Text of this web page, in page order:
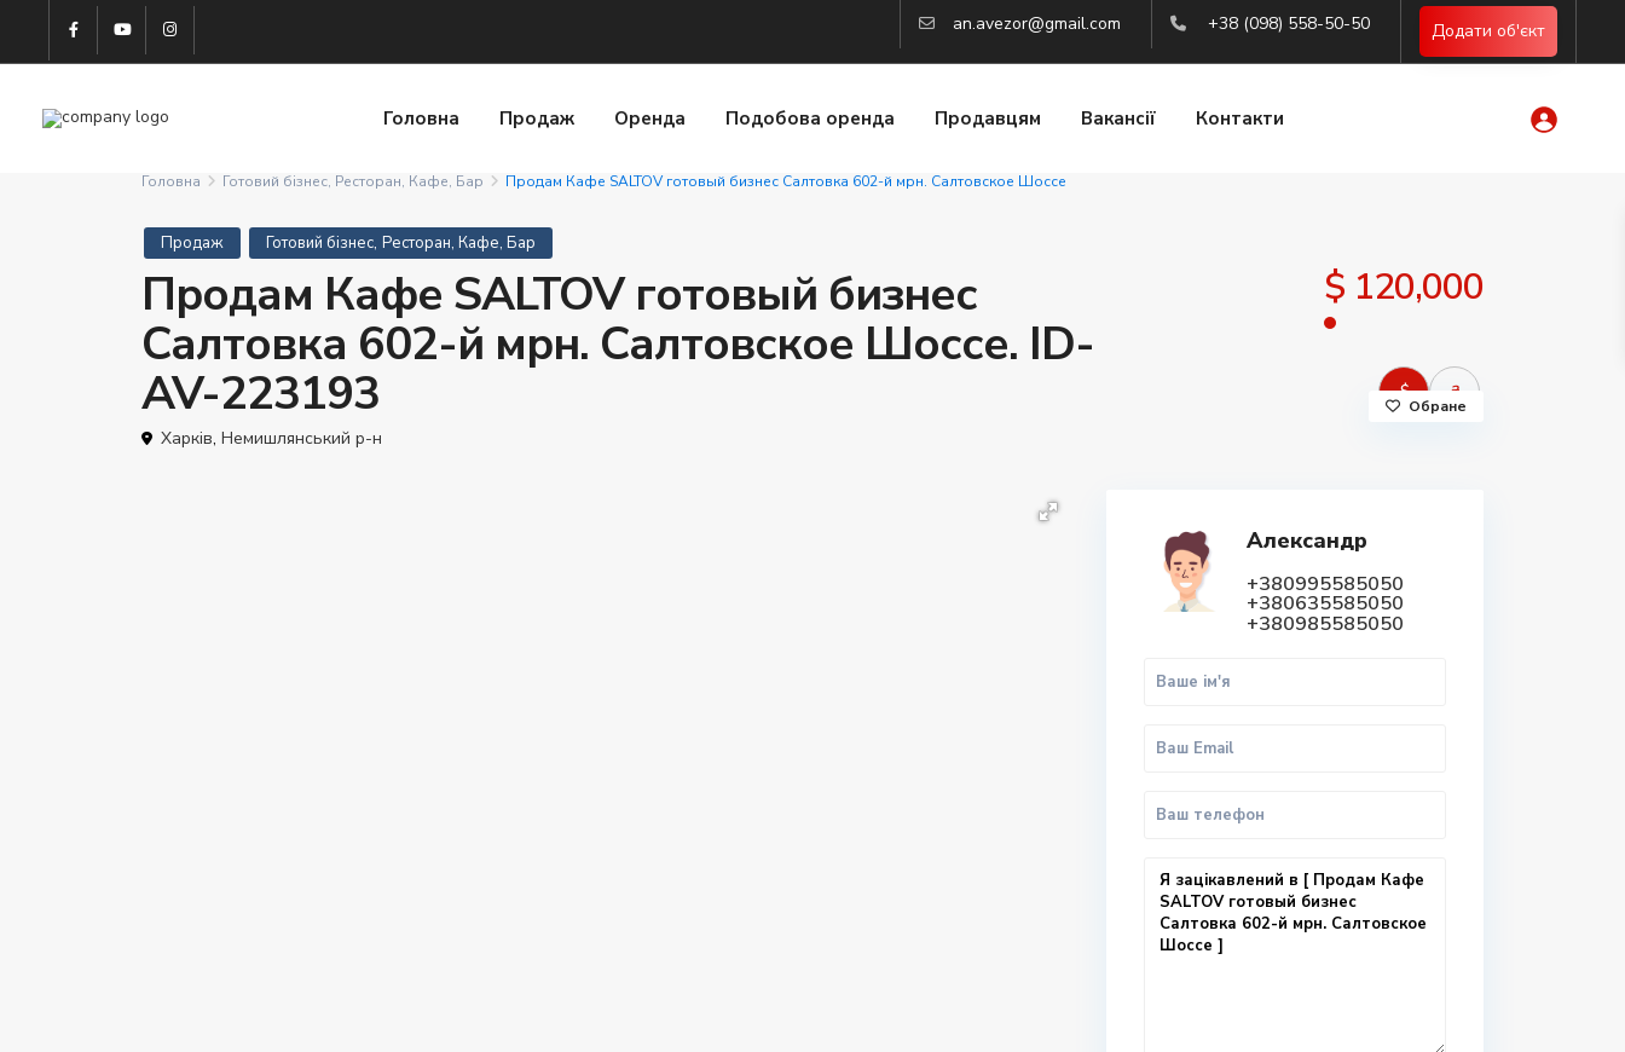
an.avezor@gmail.com +38 (098) 558-50-50 Додати об'єкт
Головна Продаж Оренда Подобова оренда Продавцям Вакансії Контакти
Головна Готовий бізнес, Ресторан, Кафе, Бар Продам Кафе SALTOV готовый бизнес Салтовка 602-й мрн. Салтовское Шоссе
Продаж Готовий бізнес, Ресторан, Кафе, Бар
Продам Кафе SALTOV готовый бизнес
Салтовка 602-й мрн. Салтовское Шоссе. ID-
AV-223193
$ 120,000
$ ₴
Харків, Немишлянський р-н
Обране
Александр
+380995585050
+380635585050
+380985585050